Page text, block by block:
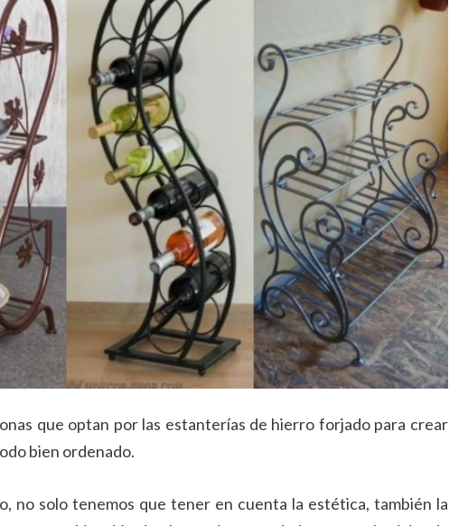
que optan por las estanterías de hierro forjado para crear
bien ordenado.
no solo tenemos que tener en cuenta la estética, también la